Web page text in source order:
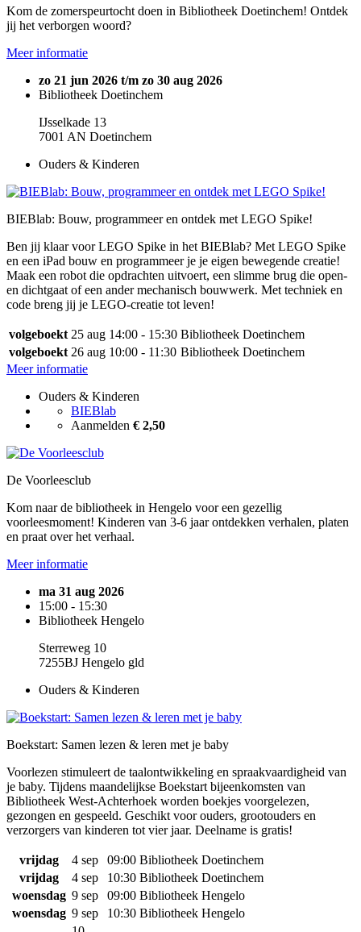
Kom de zomerspeurtocht doen in Bibliotheek Doetinchem! Ontdek
jij het verborgen woord?
Meer informatie
zo 21 jun 2026 t/m zo 30 aug 2026
Bibliotheek Doetinchem
IJsselkade 13
7001 AN Doetinchem
Ouders & Kinderen
BIEBlab: Bouw, programmeer en ontdek met LEGO Spike!
Ben jij klaar voor LEGO Spike in het BIEBlab? Met LEGO Spike
en een iPad bouw en programmeer je je eigen bewegende creatie!
Maak een robot die opdrachten uitvoert, een slimme brug die open-
en dichtgaat of een ander mechanisch bouwwerk. Met techniek en
code breng jij je LEGO-creatie tot leven!
volgeboekt 25 aug 14:00 - 15:30 Bibliotheek Doetinchem
volgeboekt 26 aug 10:00 - 11:30 Bibliotheek Doetinchem
Meer informatie
Ouders & Kinderen
BIEBlab
Aanmelden € 2,50
De Voorleesclub
Kom naar de bibliotheek in Hengelo voor een gezellig
voorleesmoment! Kinderen van 3-6 jaar ontdekken verhalen, platen
en praat over het verhaal.
Meer informatie
ma 31 aug 2026
15:00 - 15:30
Bibliotheek Hengelo
Sterreweg 10
7255BJ Hengelo gld
Ouders & Kinderen
Boekstart: Samen lezen & leren met je baby
Voorlezen stimuleert de taalontwikkeling en spraakvaardigheid van
je baby. Tijdens maandelijkse Boekstart bijeenkomsten van
Bibliotheek West-Achterhoek worden boekjes voorgelezen,
gezongen en gespeeld. Geschikt voor ouders, grootouders en
verzorgers van kinderen tot vier jaar. Deelname is gratis!
vrijdag 4 sep 09:00 Bibliotheek Doetinchem
vrijdag
4 sep 10:30 Bibliotheek Doetinchem
woensdag 9 sep 09:00 Bibliotheek Hengelo
woensdag 9 sep 10:30 Bibliotheek Hengelo